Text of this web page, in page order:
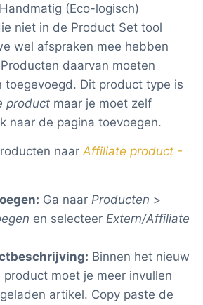
(Eco-logisch)
niet in de Product Set tool
wel afspraken mee hebben
daarvan moeten
toegevoegd. Dit product type is
product maar je moet zelf
naar de pagina toevoegen.
naar Affiliate product -
Ga naar Producten >
en selecteer Extern/Affiliate
Binnen het nieuw
product moet je meer invullen
artikel. Copy paste de